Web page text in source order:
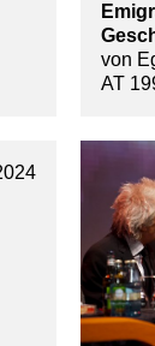
von
AT